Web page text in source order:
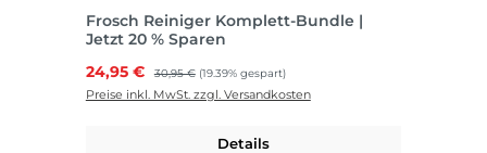
Frosch Reiniger Komplett-Bundle |
Jetzt 20 % Sparen
Verkaufspreis:
24,95 € Regulärer Preis:
30,95 € (19.39% gespart)
Preise inkl. MwSt. zzgl. Versandkosten
Details